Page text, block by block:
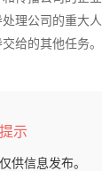
理公司的重大
给的其他任务。
示
供信息发布。